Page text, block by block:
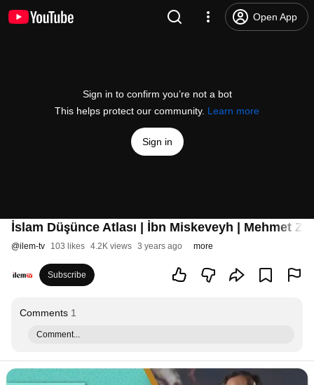
Open App
Sign in to confirm you’re not a bot
This helps protect our community. Learn more
Sign in
İslam Düşünce Atlası | İbn Miskeveyh | Mehmet
@ilem-tv 103 likes 4.2K views 3 years ago more
Subscribe
Comments 1
Comment...